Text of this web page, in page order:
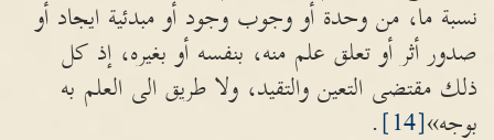
نسبة ما، من وحدة أو وجوب وجود أو مبدئية ايجاد أو
صدور أثر أو تعلق علم منه، بنفسه أو بغيره، إذ كل
ذلك مقتضى التعين والتقيد، ولا طريق الى العلم به
بوجه»[14]
.